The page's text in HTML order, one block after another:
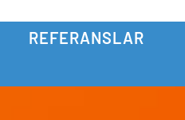
REFERANSLAR